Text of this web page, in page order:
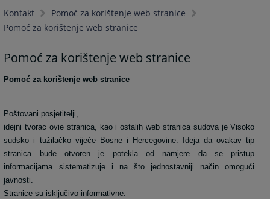
Kontakt
Pomoć za korištenje web stranice
Pomoć za korištenje web stranice
Pomoć za korištenje web stranice
Pomoć za korištenje web stranice
Poštovani posjetitelji,
idejni tvorac ovie stranica, kao i ostalih web stranica sudova je Visoko
sudsko i tužilačko vijeće Bosne i Hercegovine. Ideja da ovakav tip
stranica bude otvoren je potekla od namjere da se pristup
informacijama sistematizuje i na što jednostavniji način omogući
javnosti.
Stranice su isključivo informativne.